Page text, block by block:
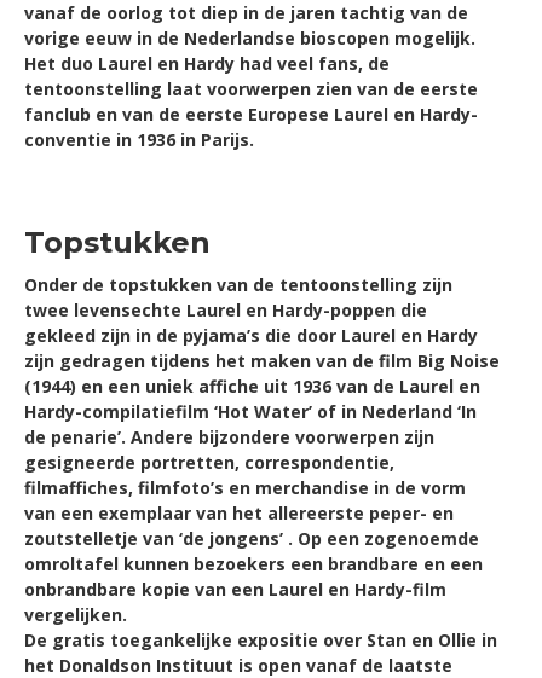
vanaf de oorlog tot diep in de jaren tachtig van de
vorige eeuw in de Nederlandse bioscopen mogelijk.
Het duo Laurel en Hardy had veel fans, de
tentoonstelling laat voorwerpen zien van de eerste
fanclub en van de eerste Europese Laurel en Hardy-
conventie in 1936 in Parijs.
Topstukken
Onder de topstukken van de tentoonstelling zijn
twee levensechte Laurel en Hardy-poppen die
gekleed zijn in de pyjama’s die door Laurel en Hardy
zijn gedragen tijdens het maken van de film Big Noise
(1944) en een uniek affiche uit 1936 van de Laurel en
Hardy-compilatiefilm ‘Hot Water’ of in Nederland ‘In
de penarie’. Andere bijzondere voorwerpen zijn
gesigneerde portretten, correspondentie,
filmaffiches, filmfoto’s en merchandise in de vorm
van een exemplaar van het allereerste peper- en
zoutstelletje van ‘de jongens’ . Op een zogenoemde
omroltafel kunnen bezoekers een brandbare en een
onbrandbare kopie van een Laurel en Hardy-film
vergelijken.
De gratis toegankelijke expositie over Stan en Ollie in
het Donaldson Instituut is open vanaf de laatste